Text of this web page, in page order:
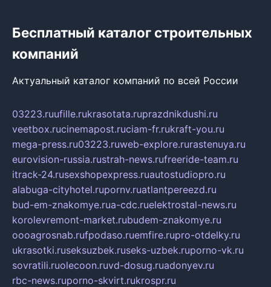
Бесплатный каталог строительных
компаний
Актуальный каталог компаний по всей России
03223.ruufille.rukrasotata.ruprazdnikdushi.ru
veetbox.rucinemapost.ruciam-fr.rukraft-you.ru
mega-press.ru03223.ruweb-explore.rurastenuya.ru
eurovision-russia.rustrah-news.rufreeride-team.ru
itrack-24.rusexshopexpress.ruautostudiopro.ru
alabuga-cityhotel.rupornv.ruatlantpereezd.ru
bud-em-znakomye.rua-cdc.ruelektrostal-news.ru
korolevremont-market.rubudem-znakomye.ru
oooagrosnab.rufpodaso.ruemfire.rupro-otdelky.ru
ukrasotki.ruseksuzbek.ruseks-uzbek.ruporno-vk.ru
sovratili.ruolecoon.ruvd-dosug.ruadonyev.ru
rbc-news.ruporno-skvirt.rukrospr.ru